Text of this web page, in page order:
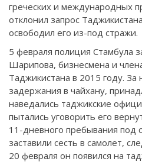
греческих и международных
отклонил запрос
освободил его из-под стражи.
5 февраля полиция Стамбула
Шарипова, бизнесмена и
Таджикистана в 2015 году. За
задержания в чайхану,
наведались таджикские
пытались уговорить его
11-дневного пребывания под
заставили сесть в самолет,
20 февраля он появился на